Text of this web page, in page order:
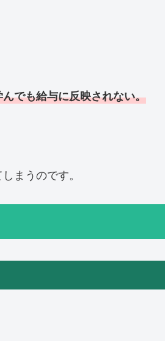
でも給与に反映されない。
まうのです。